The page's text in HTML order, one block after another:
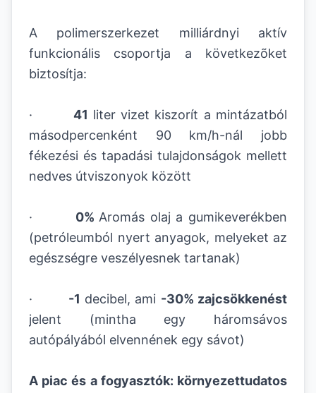
A polimerszerkezet milliárdnyi aktív
funkcionális csoportja a következõket
biztosítja:
·41 liter vizet kiszorít a mintázatból
másodpercenként 90 km/h-nál jobb
fékezési és tapadási tulajdonságok mellett
nedves útviszonyok között
· 0% Aromás olaj a gumikeverékben
(petróleumból nyert anyagok, melyeket az
egészségre veszélyesnek tartanak)
· -1 decibel, ami -30% zajcsökkenést
jelent (mintha egy háromsávos
autópályából elvennének egy sávot)
A piac és a fogyasztók: környezettudatos